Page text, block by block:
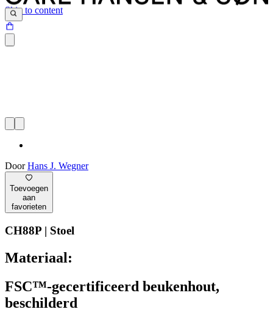
Skip to content
DoorHans J. Wegner
Toevoegen
aan
favorieten
CH88P | Stoel
Materiaal:
FSC™-gecertificeerd beukenhout,
beschilderd